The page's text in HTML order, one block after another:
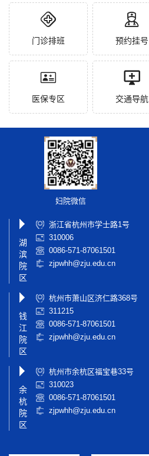
门诊排班 预约挂号
医保专区 交通导航
妇院微信
湖
滨
院
区
浙江省杭州市学士路1号
310006
0086-571-87061501
zjpwhh@zju.edu.cn
钱
江
院
区
杭州市萧山区济仁路368号
311215
0086-571-87061501
zjpwhh@zju.edu.cn
余
杭
院
区
杭州市余杭区福宝巷33号
310023
0086-571-87061501
zjpwhh@zju.edu.cn